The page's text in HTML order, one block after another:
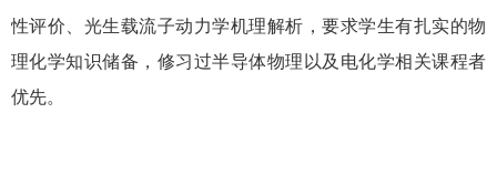
性评价、光生载流子动力学机理解析，要求学生有扎实的物
理化学知识储备，修习过半导体物理以及电化学相关课程者
优先。